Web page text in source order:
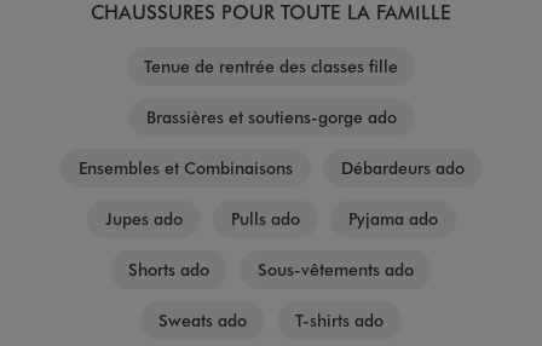
CHAUSSURES POUR TOUTE LA FAMILLE
Tenue de rentrée des classes fille
Brassières et soutiens-gorge ado
Ensembles et Combinaisons Débardeurs ado
Jupes ado Pulls ado Pyjama ado
Shorts ado Sous-vêtements ado
Sweats ado T-shirts ado